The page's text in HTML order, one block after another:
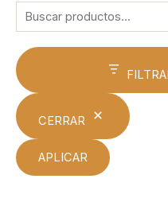
CERRAR
APLICAR